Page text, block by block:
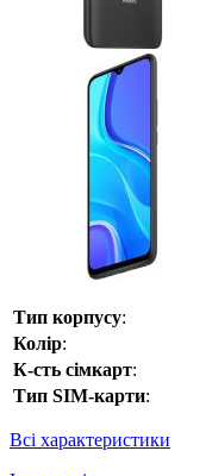
Тип корпусу:
Колір:
К-сть сімкарт:
Тип SIM-карти:
Всі характеристики